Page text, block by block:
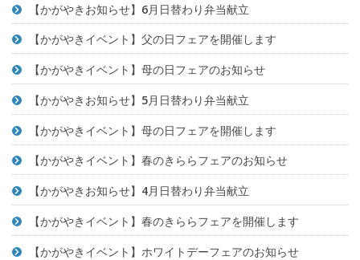
【かがやきお知らせ】6月日替わり弁当献立
【かがやきイベント】父の日フェアを開催します
【かがやきイベント】母の日フェアのお知らせ
【かがやきお知らせ】5月日替わり弁当献立
【かがやきイベント】母の日フェアを開催します
【かがやきイベント】春のきららフェアのお知らせ
【かがやきお知らせ】4月日替わり弁当献立
【かがやきイベント】春のきららフェアを開催します
【かがやきイベント】ホワイトデーフェアのお知らせ